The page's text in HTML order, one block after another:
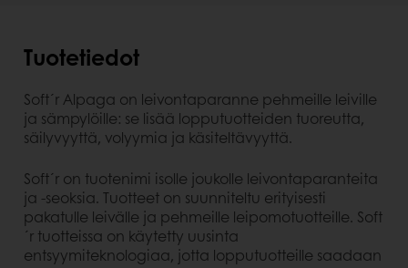
Tuotetiedot
Soft´r Alpaga on leivontaparanne pehmeille leiville
ja sämpylöille: se lisää lopputuotteiden tuoreutta,
säilyvyyttä, volyymia ja käsiteltävyyttä.
Soft´r on tuotenimi isolle joukolle leivontaparanteita
ja -seoksia. Tuotteet on suunniteltu erityisesti
pakatulle leivälle ja pehmeille leipomotuotteille. Soft
´r tuotteissa on käytetty uusinta
entsyymiteknologiaa, jotta lopputuotteille saadaan